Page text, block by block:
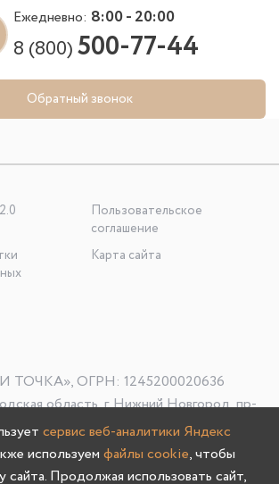
Ежедневно: 8:00 - 20:00
8 (800)500-77-44
Обратный звонок
Пользовательское
соглашение
Карта сайта
ОГРН: 1245200020636
область, г. Нижний Новгород, пр-
1
сервис веб-аналитики Яндекс
используем файлы cookie, чтобы
сайта. Продолжая использовать сайт,